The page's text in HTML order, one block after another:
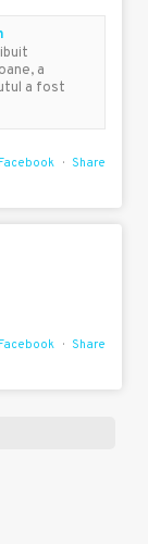
a
a fost
Share
Share